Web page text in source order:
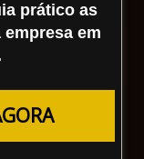
prático as
em